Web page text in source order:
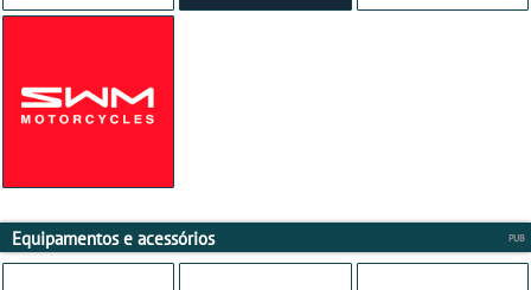
Equipamentos e acessórios